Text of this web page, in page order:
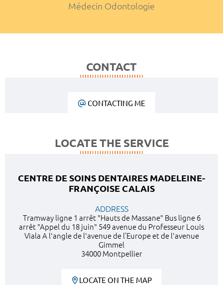
Médecin Odontologie
CONTACT
CONTACTING ME
LOCATE THE SERVICE
CENTRE DE SOINS DENTAIRES MADELEINE-
FRANÇOISE CALAIS
ADDRESS
Tramway ligne 1 arrêt "Hauts de Massane" Bus ligne 6
arrêt "Appel du 18 juin" 549 avenue du Professeur Louis
Viala A l'angle de l'avenue de l’Europe et de l'avenue
Gimmel
34000 Montpellier
LOCATE ON THE MAP